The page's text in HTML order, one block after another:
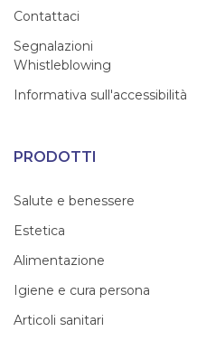
Contattaci
Segnalazioni
Whistleblowing
Informativa sull'accessibilità
PRODOTTI
Salute e benessere
Estetica
Alimentazione
Igiene e cura persona
Articoli sanitari